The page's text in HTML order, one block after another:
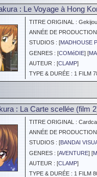
: Le Voyage à Hong
TITRE ORIGINAL :
ANNÉE DE
STUDIOS : [MADHOUSE
GENRES : [COMéDIE] [
AUTEUR : [CLAMP]
TYPE & DURÉE : 1 FILM
: La Carte scellée (film
TITRE ORIGINAL :
ANNÉE DE
STUDIOS : [BANDAI
GENRES : [AVENTURE] [
AUTEUR : [CLAMP]
TYPE & DURÉE : 1 FILM